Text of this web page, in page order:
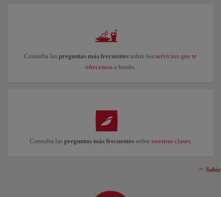
Consulta las preguntas más frecuentes sobre los servicios que te
ofrecemos a bordo.
Consulta las preguntas más frecuentessobre nuestras clases.
Subir